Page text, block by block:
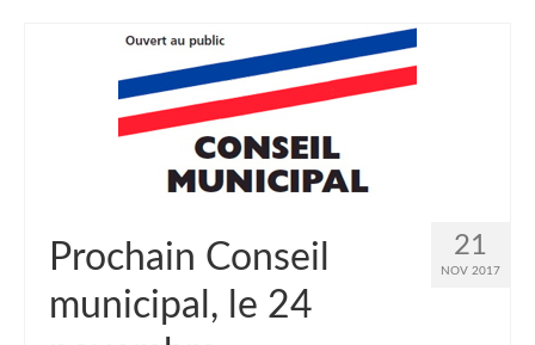
Longchamp-sur-Aujon en cartes postales
Accès / Transports
Tourisme
Services publics
Formalités administratives
21
NOV 2017
Prochain Conseil
municipal, le 24